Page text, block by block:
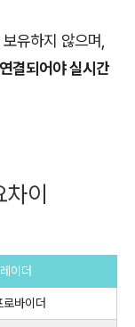
유하지 않으며,
결되어야 실시간
이
이더
바이더